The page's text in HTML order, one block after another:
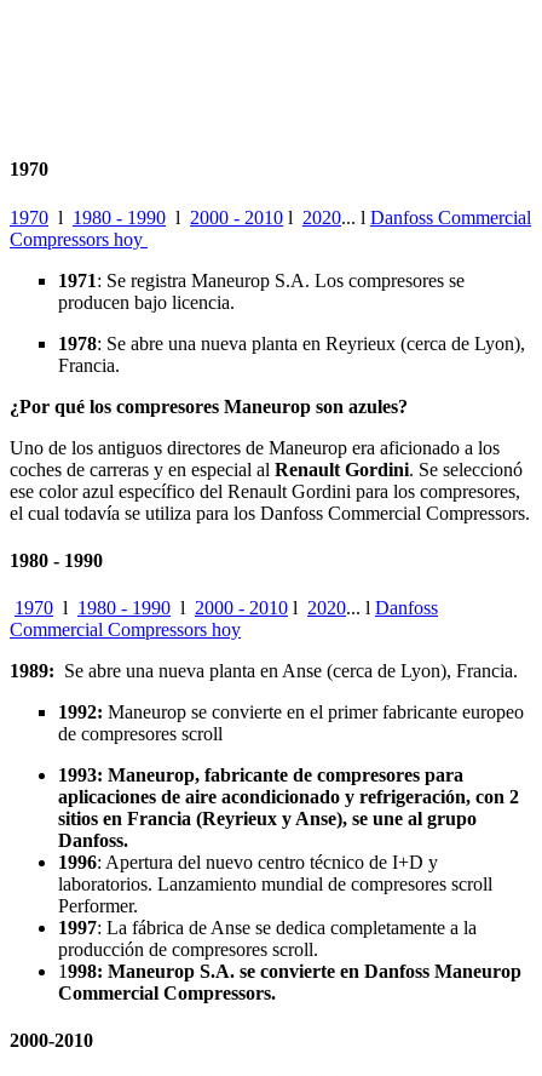
1970
1970 l 1980 - 1990 l 2000 - 2010 l 2020... l Danfoss Commercial
Compressors hoy
1971: Se registra Maneurop S.A. Los compresores se
producen bajo licencia.
1978: Se abre una nueva planta en Reyrieux (cerca de Lyon),
Francia.
¿Por qué los compresores Maneurop son azules?
Uno de los antiguos directores de Maneurop era aficionado a los
coches de carreras y en especial al Renault Gordini. Se seleccionó
ese color azul específico del Renault Gordini para los compresores,
el cual todavía se utiliza para los Danfoss Commercial Compressors.
1980 - 1990
1970 l 1980 - 1990 l 2000 - 2010 l 2020... l Danfoss
Commercial Compressors hoy
1989: Se abre una nueva planta en Anse (cerca de Lyon), Francia.
1992: Maneurop se convierte en el primer fabricante europeo
de compresores scroll
1993: Maneurop, fabricante de compresores para
aplicaciones de aire acondicionado y refrigeración, con 2
sitios en Francia (Reyrieux y Anse), se une al grupo
Danfoss.
1996: Apertura del nuevo centro técnico de I+D y
laboratorios. Lanzamiento mundial de compresores scroll
Performer.
1997: La fábrica de Anse se dedica completamente a la
producción de compresores scroll.
1998: Maneurop S.A. se convierte en Danfoss Maneurop
Commercial Compressors.
2000-2010